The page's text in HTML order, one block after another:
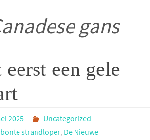
gans
een gele
2025
Uncategorized
bonte strandloper, De Nieuwe